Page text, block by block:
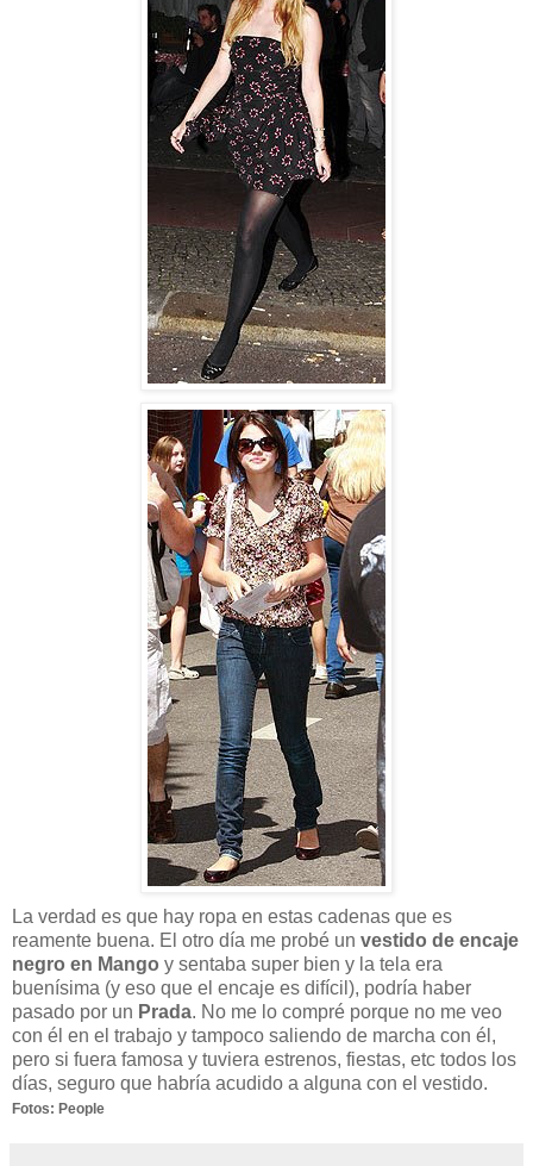
La verdad es que hay ropa en estas cadenas que es
reamente buena. El otro día me probé un vestido de encaje
negro en Mango y sentaba super bien y la tela era
buenísima (y eso que el encaje es difícil), podría haber
pasado por un Prada. No me lo compré porque no me veo
con él en el trabajo y tampoco saliendo de marcha con él,
pero si fuera famosa y tuviera estrenos, fiestas, etc todos los
días, seguro que habría acudido a alguna con el vestido.
Fotos: People